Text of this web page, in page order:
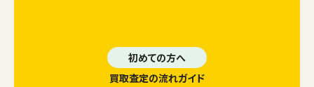
初めての方へ
買取査定の流れガイド